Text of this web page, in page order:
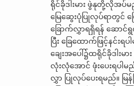
ရိုင်ခိုဒါးမား ဖွဲနုတို့လိုအပ်
မြေဆွေးပုံပြုလုပ်ရာတွင်
ခြောက်လွှာရရှိရန် ဆောင်
ပြီး ခြေထောက်ဖြင့်နင်း
ချေးအပေါ်၌ထရိုင်ခိုဒါးမ
လုံးလုံအောင် ဖုံးပေးရပါ
လွှာ ပြုလုပ်ပေးရမည်။ မြ